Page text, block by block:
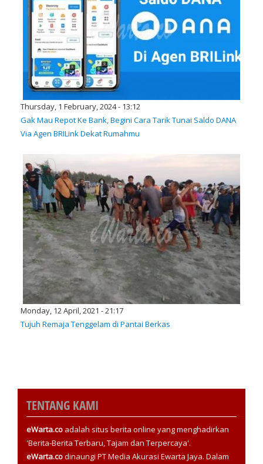
Thursday, 1 February, 2024 - 13:12
Gak Mau Repot Ke Bank, Begini Cara Tarik Tunai Saldo DANA
Via Agen BRILink Dekat Rumahmu
Monday, 12 April, 2021 - 21:17
Tujuh Remaja Tenggelam di Pantai Berkas
TENTANG KAMI
eWarta.co adalah situs berita online yang menghadirkan
'Berita-Berita Terbaru, Tajam dan Terpercaya'.
eWarta.codinaungi PT Media Akurasi Ewarta Jaya. Dalam